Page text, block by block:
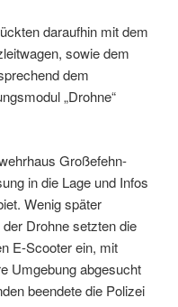
daraufhin mit dem
sowie dem
dem
„Drohne“
Großefehn-
in die Lage und Infos
Wenig später
Drohne setzten die
E-Scooter ein, mit
Umgebung abgesucht
beendete die Polizei